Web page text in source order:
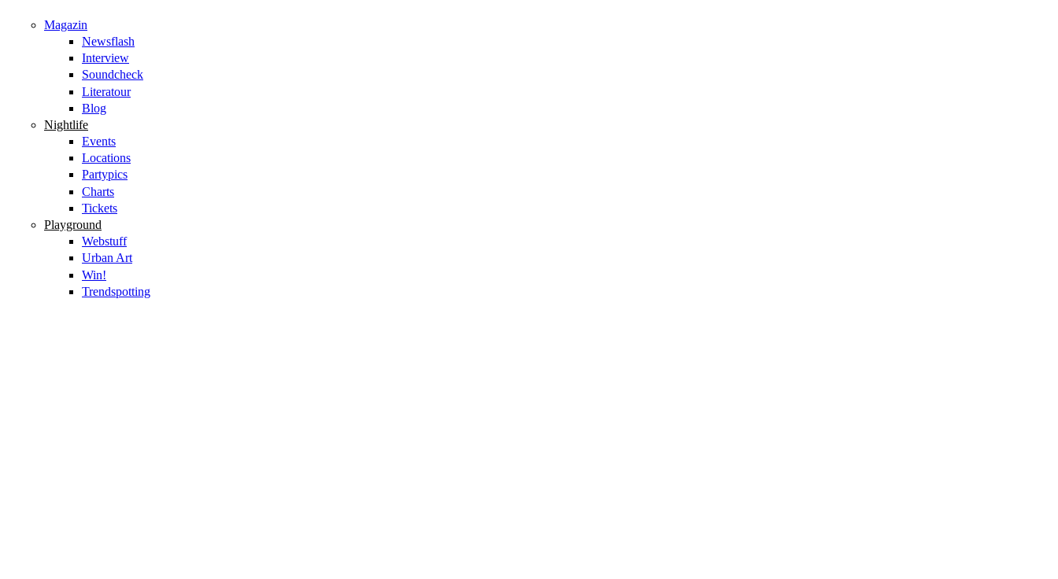
Magazin
Newsflash
Interview
Soundcheck
Literatour
Blog
Nightlife
Events
Locations
Partypics
Charts
Tickets
Playground
Webstuff
Urban Art
Win!
Trendspotting